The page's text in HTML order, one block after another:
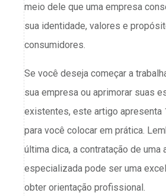
meio dele que uma empresa
sua identidade, valores e
consumidores.
Se você deseja começar a
sua empresa ou aprimorar suas
existentes, este artigo apresenta
para você colocar em prática.
última dica, a contratação de uma
especializada pode ser uma
obter orientação profissional.